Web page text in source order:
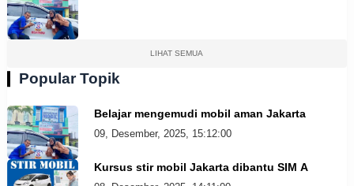
LIHAT SEMUA
Popular Topik
Belajar mengemudi mobil aman Jakarta
09, Desember, 2025, 15:12:00
Kursus stir mobil Jakarta dibantu SIM A